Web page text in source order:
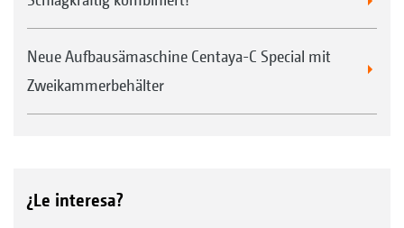
Neue Aufbausämaschine Centaya-C Special mit
Zweikammerbehälter
¿Le interesa?